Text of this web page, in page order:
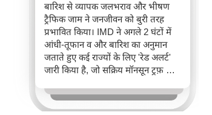
बारिश से व्यापक जलभराव और भीषण
ट्रैफिक जाम ने जनजीवन को बुरी तरह
प्रभावित किया। IMD ने अगले 2 घंटों में
आंधी-तूफान व और बारिश का अनुमान
जताते हुए कई राज्यों के लिए 'रेड अलर्ट'
जारी किया है, जो सक्रिय मॉनसून ट्रफ़ और
जिससे यातायात बाधित होने के साथ-साथ
सफदरजंग अस्पताल में भी जलभराव की